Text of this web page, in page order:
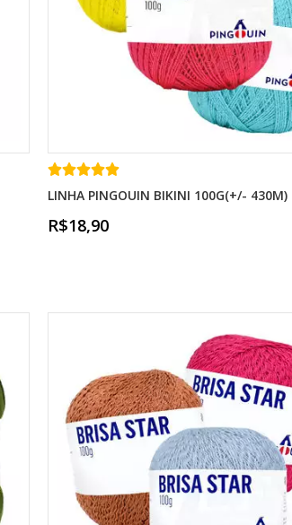
LINHA PINGOUIN BIKINI 100G(+/- 430M)
R$18,90